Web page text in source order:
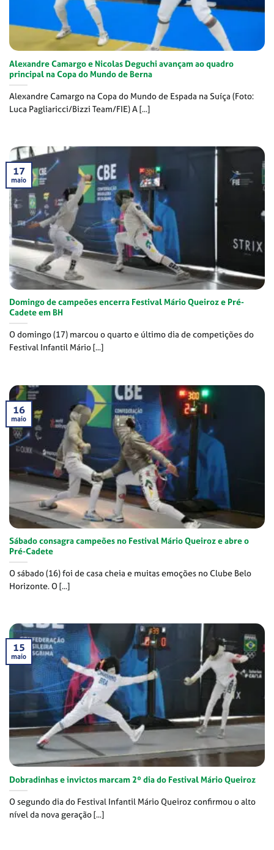
Alexandre Camargo e Nicolas Deguchi avançam ao quadro
principal na Copa do Mundo de Berna
Alexandre Camargo na Copa do Mundo de Espada na Suíça (Foto:
Luca Pagliaricci/Bizzi Team/FIE) A [...]
Domingo de campeões encerra Festival Mário Queiroz e Pré-
Cadete em BH
O domingo (17) marcou o quarto e último dia de competições do
Festival Infantil Mário [...]
17
maio
Sábado consagra campeões no Festival Mário Queiroz e abre o
Pré-Cadete
O sábado (16) foi de casa cheia e muitas emoções no Clube Belo
Horizonte. O [...]
16
maio
Dobradinhas e invictos marcam 2º dia do Festival Mário Queiroz
O segundo dia do Festival Infantil Mário Queiroz confirmou o alto
nível da nova geração [...]
15
maio